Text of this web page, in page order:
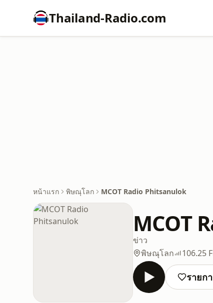
Thailand-Radio.com
หน้าแรก พิษณุโลก MCOT Radio Phitsanulok
MCOT
ข่าว
พิษณุโลก
106.25
รายก